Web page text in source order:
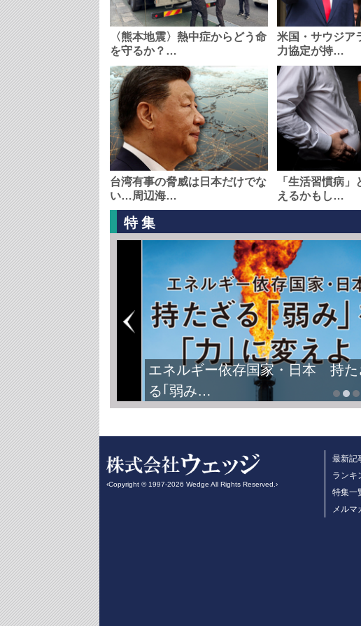
〈熊本地震〉熱中症からどう命
を守るか？…
米国・サウジア
力協定が持…
台湾有事の脅威は日本だけでな
い…周辺海…
「生活習慣病
えるかもし…
特集
エネルギー依存国家・日本 持た
る｢弱み…
‹Copyright © 1997-2026 Wedge All Rights Reserved.›
最新記
ランキ
特集一
メルマ